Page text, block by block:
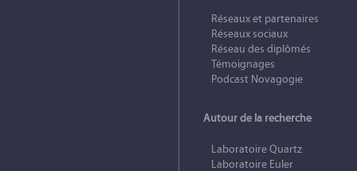
Réseaux et partenaires
Réseaux sociaux
Réseau des diplômés
Témoignages
Podcast Novagogie
Autour de la recherche
Laboratoire Quartz
Laboratoire Euler